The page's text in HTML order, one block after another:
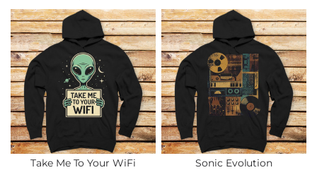
Take Me To Your WiFi Sonic Evolution